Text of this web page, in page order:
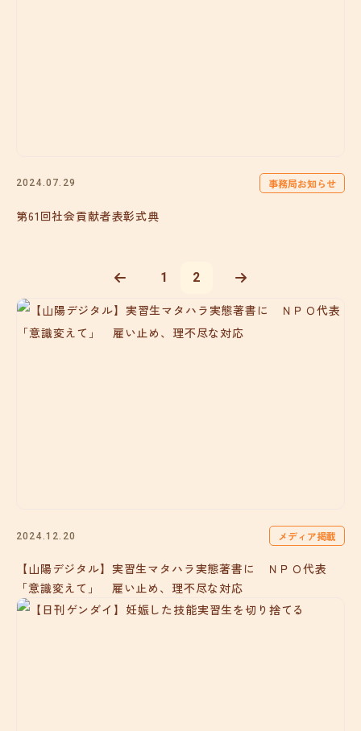
2024.07.29 事務局お知らせ
第61回社会貢献者表彰式典
1 2
2024.12.20 メディア掲載
【山陽デジタル】実習生マタハラ実態著書に ＮＰＯ代表
「意識変えて」 雇い止め、理不尽な対応